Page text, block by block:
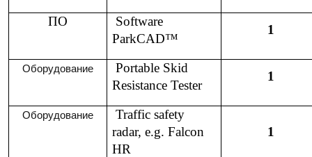
ПО
Software
ParkCAD™
1
Оборудование
Portable Skid
Resistance Tester
1
Оборудование
Traffic safety
radar, e.g. Falcon
HR
1